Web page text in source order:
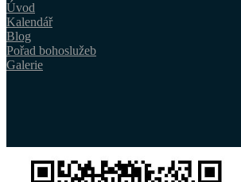
Úvod
Kalendář
Blog
Pořad bohoslužeb
Galerie